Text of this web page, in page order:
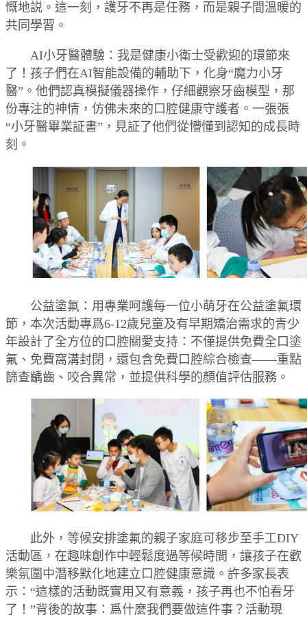
慨地説。這一刻，護牙不再是任務，而是親子間溫暖的
共同學習。
AI小牙醫體驗：我是健康小衛士受歡迎的環節來
了！孩子們在AI智能設備的輔助下，化身“魔力小牙
醫”。他們認真模擬儀器操作，仔細觀察牙齒模型，那
份專注的神情，仿佛未來的口腔健康守護者。一張張
“小牙醫畢業証書”，見証了他們從懵懂到認知的成長時
刻。
公益塗氟：用專業呵護每一位小萌牙在公益塗氟環
節，本次活動專爲6-12歲兒童及有早期矯治需求的青少
年設計了全方位的口腔關愛支持：不僅提供免費全口塗
氟、免費窩溝封閉，還包含免費口腔綜合檢查——重點
篩查齲齒、咬合異常，並提供科學的顏值評估服務。
此外，等候安排塗氟的親子家庭可移步至手工DIY
活動區，在趣味創作中輕鬆度過等候時間，讓孩子在歡
樂氛圍中潛移默化地建立口腔健康意識。許多家長表
示：“這樣的活動既實用又有意義，孩子再也不怕看牙
了！”背後的故事：爲什麼我們要做這件事？活動現